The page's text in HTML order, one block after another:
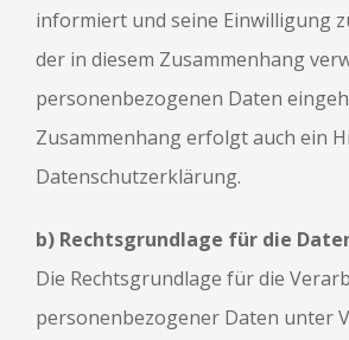
informiert und seine Einwilligung
der in diesem Zusammenhang
personenbezogenen Daten
Zusammenhang erfolgt auch ein
Datenschutzerklärung.
b) Rechtsgrundlage für die
Die Rechtsgrundlage für die
personenbezogener Daten unter